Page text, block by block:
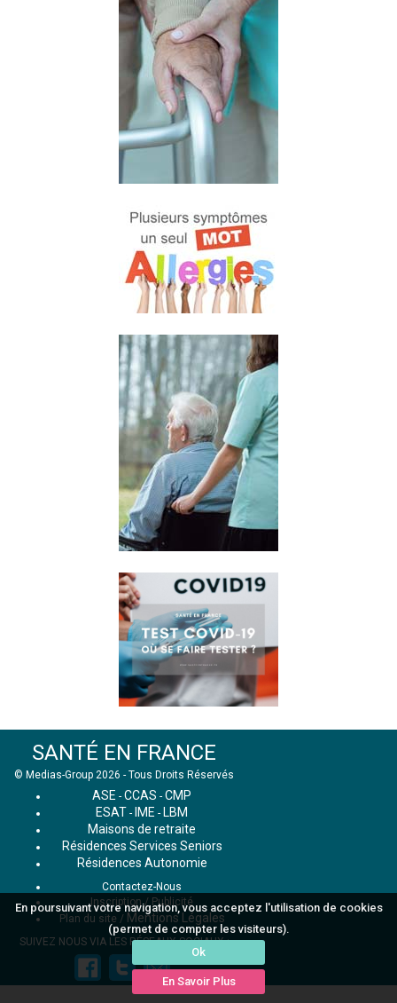
En poursuivant votre navigation, vous acceptez l'utilisation de cookies
(permet de compter les visiteurs).
Ok
En Savoir Plus
SANTÉ EN FRANCE
© Medias-Group 2026 - Tous Droits Réservés
ASE - CCAS - CMP
ESAT - IME - LBM
Maisons de retraite
Résidences Services Seniors
Résidences Autonomie
Contactez-Nous
Inscription / Publicité
Plan du site / Mentions Légales
SUIVEZ NOUS VIA LES RÉSEAUX SOCIAUX :